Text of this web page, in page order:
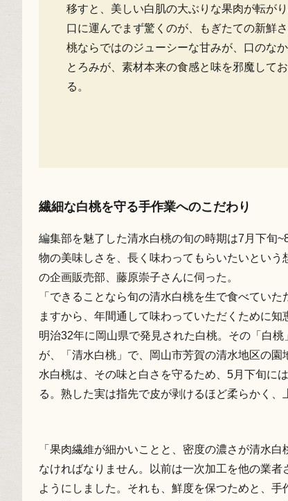
移すと、美しい白肌の大ぶりな果肉が転がり
口に運んでまず驚くのが、もぎたての新鮮
桃ならではのジューシーな甘みが、口のな
とろみが、素材本来の食感と味を邪魔して
る。
繊細な白桃を守る手作業へのこだわり
編集部を魅了した清水白桃の旬の時期は7月下旬
物の美味しさを、長く味わってもらいたいとい
の企画販売部、藤原崇子さんに伺った。
「できることなら旬の清水白桃を生で食べてい
ますから、年間通して味わっていただくために知
明治32年に岡山県で発見された白桃。その「白
が、「清水白桃」で、岡山市芳賀の清水地区の
水白桃は、その味と白さを守るため、5月下旬に
る。熟した実は指先で皮が剥けるほど柔らかく
「果肉繊維が細かいことと、密度の濃さが清水
なければなりません。以前は一次加工を他の業
ようにしました。それも、鮮度を保つためと、